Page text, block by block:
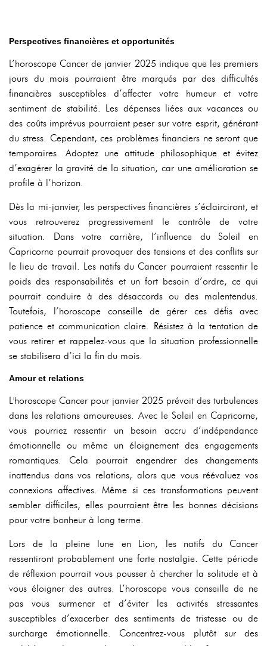
Perspectives financières et opportunités
L’horoscope Cancer de janvier 2025 indique que les premiers
jours du mois pourraient être marqués par des difficultés
financières susceptibles d’affecter votre humeur et votre
sentiment de stabilité. Les dépenses liées aux vacances ou
des coûts imprévus pourraient peser sur votre esprit, générant
du stress. Cependant, ces problèmes financiers ne seront que
temporaires. Adoptez une attitude philosophique et évitez
d’exagérer la gravité de la situation, car une amélioration se
profile à l’horizon.
Dès la mi-janvier, les perspectives financières s’éclairciront, et
vous retrouverez progressivement le contrôle de votre
situation. Dans votre carrière, l’influence du Soleil en
Capricorne pourrait provoquer des tensions et des conflits sur
le lieu de travail. Les natifs du Cancer pourraient ressentir le
poids des responsabilités et un fort besoin d’ordre, ce qui
pourrait conduire à des désaccords ou des malentendus.
Toutefois, l’horoscope conseille de gérer ces défis avec
patience et communication claire. Résistez à la tentation de
vous retirer et rappelez-vous que la situation professionnelle
se stabilisera d’ici la fin du mois.
Amour et relations
L'horoscope Cancer pour janvier 2025 prévoit des turbulences
dans les relations amoureuses. Avec le Soleil en Capricorne,
vous pourriez ressentir un besoin accru d’indépendance
émotionnelle ou même un éloignement des engagements
romantiques. Cela pourrait engendrer des changements
inattendus dans vos relations, alors que vous réévaluez vos
connexions affectives. Même si ces transformations peuvent
sembler difficiles, elles pourraient être les bonnes décisions
pour votre bonheur à long terme.
Lors de la pleine lune en Lion, les natifs du Cancer
ressentiront probablement une forte nostalgie. Cette période
de réflexion pourrait vous pousser à chercher la solitude et à
vous éloigner des autres. L’horoscope vous conseille de ne
pas vous surmener et d’éviter les activités stressantes
susceptibles d’exacerber des sentiments de tristesse ou de
surcharge émotionnelle. Concentrez-vous plutôt sur des